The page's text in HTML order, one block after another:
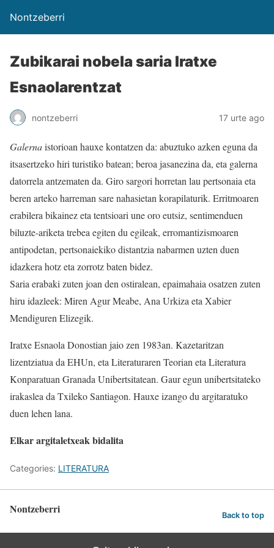
Nontzeberri
Zubikarai nobela saria Iratxe
Esnaolarentzat
nontzeberri 17 urte ago
Galernaistorioan hauxe kontatzen da: abuztuko azken eguna da
itsasertzeko hiri turistiko batean; beroa jasanezina da, eta galerna
datorrela antzematen da. Giro sargori horretan lau pertsonaia eta
beren arteko harreman sare nahasietan korapilaturik. Erritmoaren
erabilera bikainez eta tentsioari une oro eutsiz, sentimenduen
biluzte-ariketa trebea egiten du egileak, erromantizismoaren
antipodetan, pertsonaiekiko distantzia nabarmen uzten duen
idazkera hotz eta zorrotz baten bidez.
Saria erabaki zuten joan den ostiralean, epaimahaia osatzen zuten
hiru idazleek: Miren Agur Meabe, Ana Urkiza eta Xabier
Mendiguren Elizegik.
Iratxe Esnaola Donostian jaio zen 1983an. Kazetaritzan
lizentziatua da EHUn, eta Literaturaren Teorian eta Literatura
Konparatuan Granada Unibertsitatean. Gaur egun unibertsitateko
irakaslea da Txileko Santiagon. Hauxe izango du argitaratuko
duen lehen lana.
Elkar argitaletxeak bidalita
Categories: LITERATURA
Nontzeberri Back to top